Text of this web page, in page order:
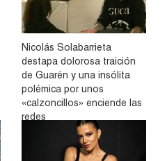
Nicolás Solabarrieta
destapa dolorosa traición
de Guarén y una insólita
polémica por unos
«calzoncillos» enciende las
redes